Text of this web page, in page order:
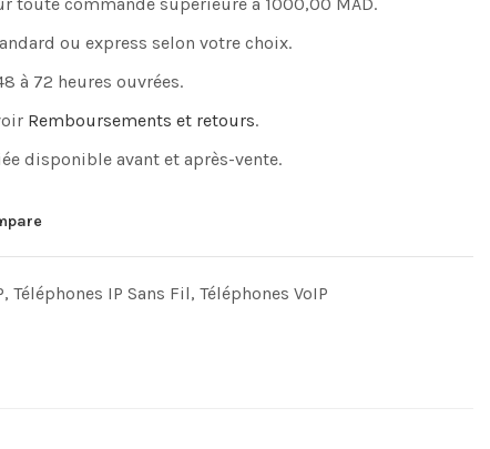
ou express selon votre choix.
à 72 heures ouvrées.
Remboursements et retours.
disponible avant et après-vente.
, Téléphones IP Sans Fil, Téléphones VoIP